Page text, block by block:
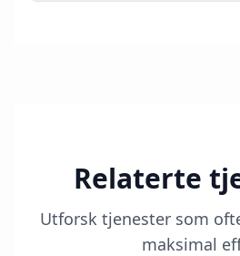
Relaterte
Utforsk tjenester som
maksimal